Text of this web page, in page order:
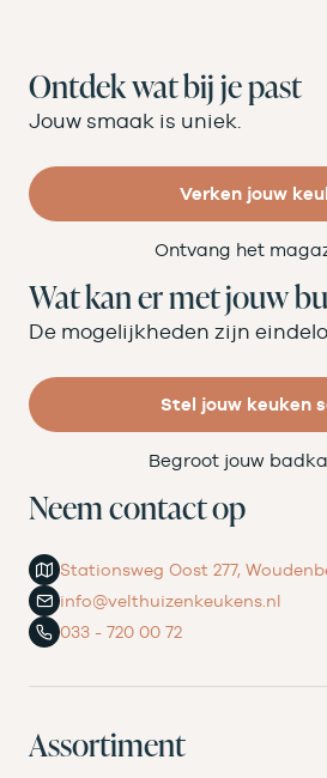
Ontdek wat bij je past
Jouw smaak is uniek.
Verken jouw
Ontvang het
Wat kan er met jouw
De mogelijkheden zijn
Stel jouw keuken
Begroot jouw
Neem contact op
Stationsweg Oost 277,
info@velthuizenkeukens.nl
033 - 720 00 72
Assortiment